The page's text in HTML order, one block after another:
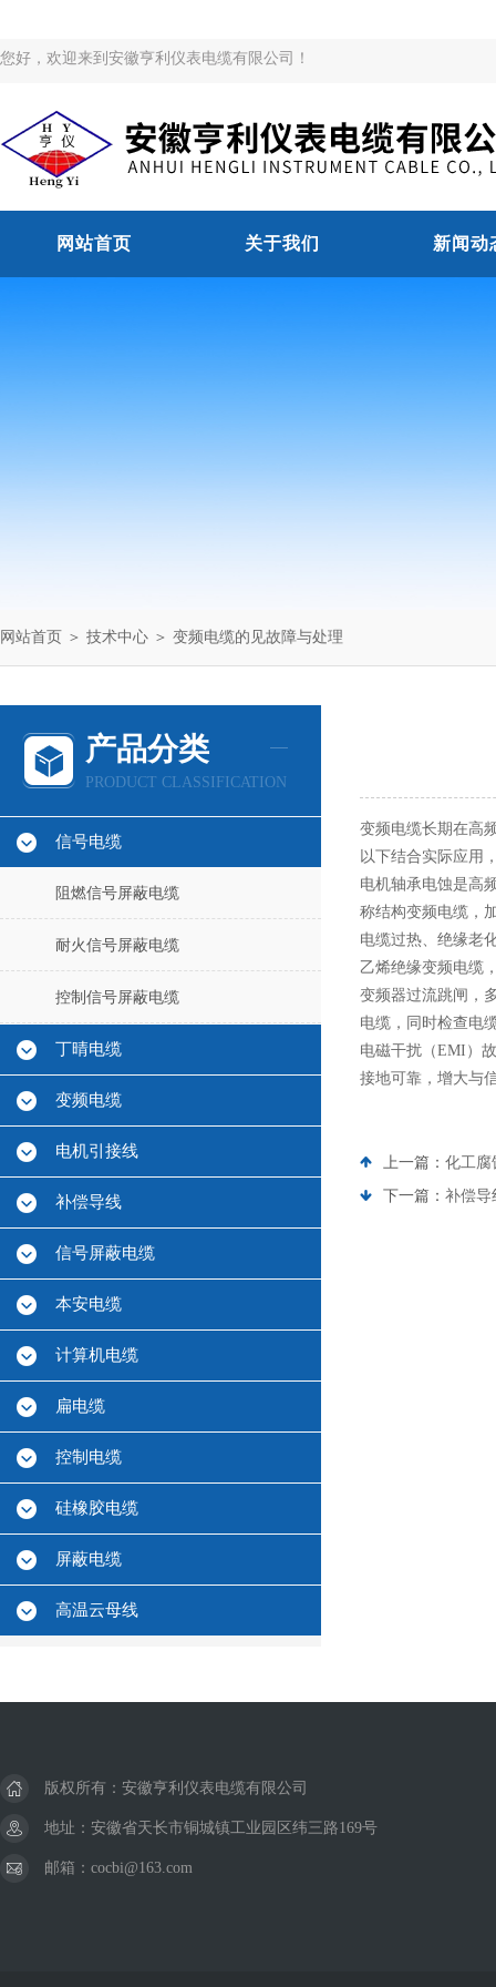
您好，欢迎来到安徽亨利仪表电缆有限公司！
网站首页 关于我们 新闻动
网站首页 ＞ 技术中心 ＞ 变频电缆的见故障与处理
产品分类
PRODUCT CLASSIFICATION
信号电缆
阻燃信号屏蔽电缆
耐火信号屏蔽电缆
控制信号屏蔽电缆
丁晴电缆
变频电缆
电机引接线
补偿导线
信号屏蔽电缆
本安电缆
计算机电缆
扁电缆
控制电缆
硅橡胶电缆
屏蔽电缆
高温云母线
变频电缆长期在高
以下结合实际应用
电机轴承电蚀是高
称结构变频电缆，
电缆过热、绝缘老
乙烯绝缘变频电缆
变频器过流跳闸，
电缆，同时检查电
电磁干扰（EMI）
接地可靠，增大与
上一篇： 化工腐
下一篇： 补偿导
版权所有：安徽亨利仪表电缆有限公司
地址：安徽省天长市铜城镇工业园区纬三路169号
邮箱：cocbi@163.com